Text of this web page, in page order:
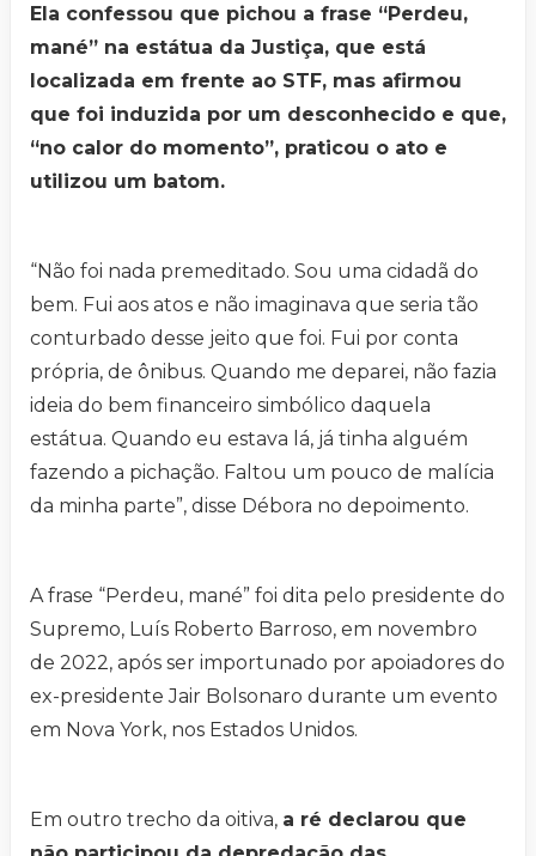
Ela confessou que pichou a frase “Perdeu,
mané” na estátua da Justiça, que está
localizada em frente ao STF, mas afirmou
que foi induzida por um desconhecido e que,
“no calor do momento”, praticou o ato e
utilizou um batom.
“Não foi nada premeditado. Sou uma cidadã do
bem. Fui aos atos e não imaginava que seria tão
conturbado desse jeito que foi. Fui por conta
própria, de ônibus. Quando me deparei, não fazia
ideia do bem financeiro simbólico daquela
estátua. Quando eu estava lá, já tinha alguém
fazendo a pichação. Faltou um pouco de malícia
da minha parte”, disse Débora no depoimento.
A frase “Perdeu, mané” foi dita pelo presidente do
Supremo, Luís Roberto Barroso, em novembro
de 2022, após ser importunado por apoiadores do
ex-presidente Jair Bolsonaro durante um evento
em Nova York, nos Estados Unidos.
Em outro trecho da oitiva, a ré declarou que